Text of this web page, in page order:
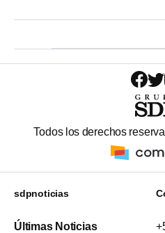
Todos los derechos
sdpnoticias
Últimas Noticias